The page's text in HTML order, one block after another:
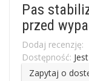
Pas
przed
Dodaj recenzję:
Dostępność:
Zapytaj o